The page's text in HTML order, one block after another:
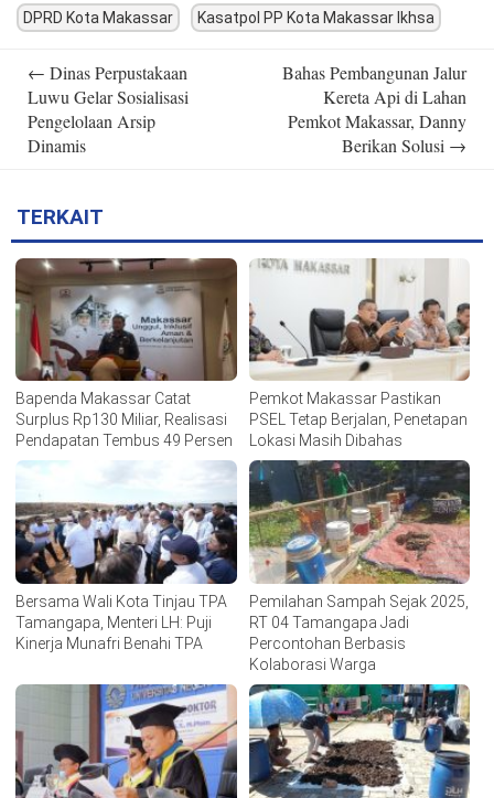
DPRD Kota Makassar Kasatpol PP Kota Makassar Ikhsa
navigation
← Dinas Perpustakaan
Luwu Gelar Sosialisasi
Pengelolaan Arsip
Dinamis
Bahas Pembangunan Jalur
Kereta Api di Lahan
Pemkot Makassar, Danny
Berikan Solusi →
TERKAIT
Bapenda Makassar Catat
Surplus Rp130 Miliar, Realisasi
Pendapatan Tembus 49 Persen
Pemkot Makassar Pastikan
PSEL Tetap Berjalan, Penetapan
Lokasi Masih Dibahas
Bersama Wali Kota Tinjau TPA
Tamangapa, Menteri LH: Puji
Kinerja Munafri Benahi TPA
Pemilahan Sampah Sejak 2025,
RT 04 Tamangapa Jadi
Percontohan Berbasis
Kolaborasi Warga